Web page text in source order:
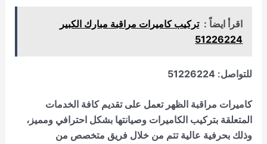
اقرأ ايضاً : تركيب كاميرات مراقبة مبارك الكبير
51226224
للتواصل: 51226224
كاميرات مراقبة الظهر تعمل على تقديم كافة الخدمات
المتعلقة بتركيب الكاميرات وصيانتها بشكل احترافي ومميز،
وذلك بحرفية عالية تتم من خلال فريق متخصص من